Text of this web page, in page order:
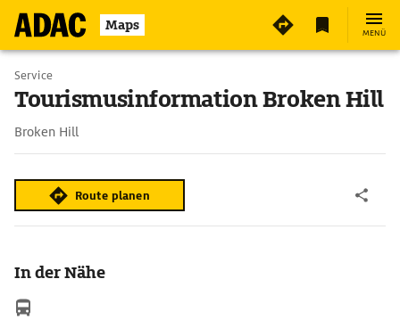
Maps MENÜ
Service
Tourismusinformation Broken Hill
Broken Hill
Route planen
In der Nähe